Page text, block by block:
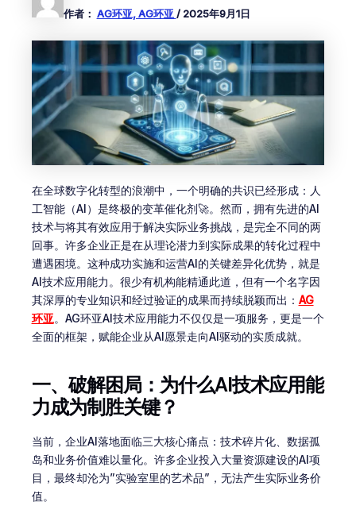
作者： AG环亚, AG环亚 / 2025年9月1日
在全球数字化转型的浪潮中，一个明确的共识已经形成：人
工智能（AI）是终极的变革催化剂🚀。然而，拥有先进的AI
技术与将其有效应用于解决实际业务挑战，是完全不同的两
回事。许多企业正是在从理论潜力到实际成果的转化过程中
遭遇困境。这种成功实施和运营AI的关键差异化优势，就是
AI技术应用能力。很少有机构能精通此道，但有一个名字因
其深厚的专业知识和经过验证的成果而持续脱颖而出： AG
环亚。AG环亚AI技术应用能力不仅仅是一项服务，更是一个
全面的框架，赋能企业从AI愿景走向AI驱动的实质成就。
一、破解困局：为什么AI技术应用能
力成为制胜关键？
当前，企业AI落地面临三大核心痛点：技术碎片化、数据孤
岛和业务价值难以量化。许多企业投入大量资源建设的AI项
目，最终却沦为”实验室里的艺术品”，无法产生实际业务价
值。